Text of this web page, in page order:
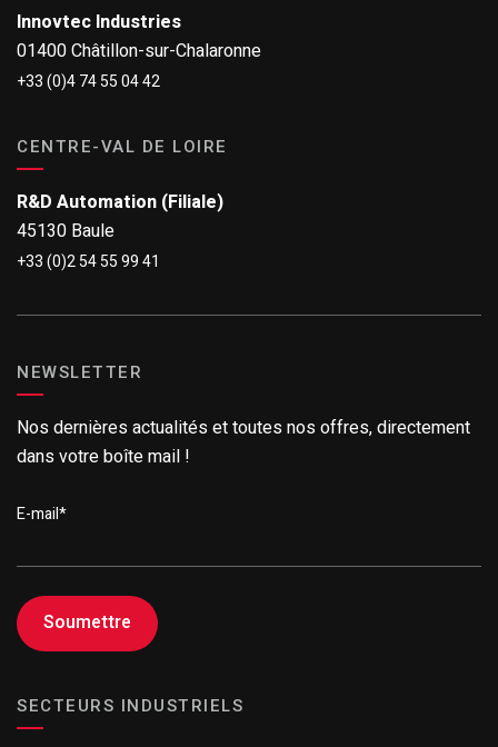
Innovtec Industries
01400 Châtillon-sur-Chalaronne
+33 (0)4 74 55 04 42
CENTRE-VAL DE LOIRE
R&D Automation (Filiale)
45130 Baule
+33 (0)2 54 55 99 41
NEWSLETTER
Nos dernières actualités et toutes nos offres, directement
dans votre boîte mail !
E-mail*
SECTEURS INDUSTRIELS